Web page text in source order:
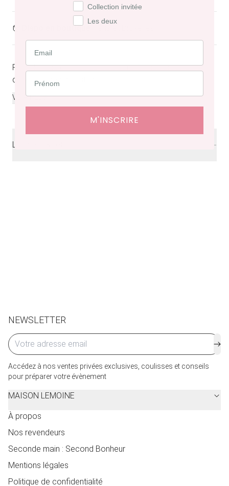
Dispo en boutique
Robe longue en drap de soie écru, à fines bretelles. Le
décolleté devant est en...
VOIR PLUS
Livraison & retours
NEWSLETTER
Accédez à nos ventes privées exclusives, coulisses et conseils
pour préparer votre évènement
MAISON LEMOINE
À propos
Nos revendeurs
Seconde main : Second Bonheur
Mentions légales
Politique de confidentialité
Collection invitée
Les deux
M'INSCRIRE